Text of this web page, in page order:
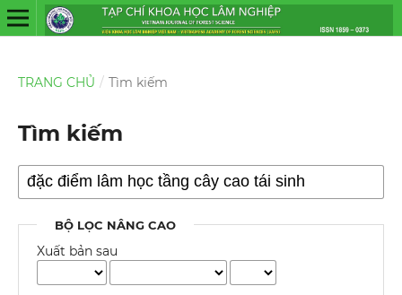
TRANG CHỦ / Tìm kiếm
Tìm kiếm
BỘ LỌC NÂNG CAO
Xuất bản sau